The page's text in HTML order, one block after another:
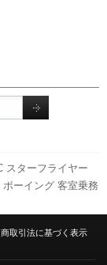
スターフライヤー
ボーイング 客室乗務
航空貨物 ピーチ・ア
取引法に基づく表示